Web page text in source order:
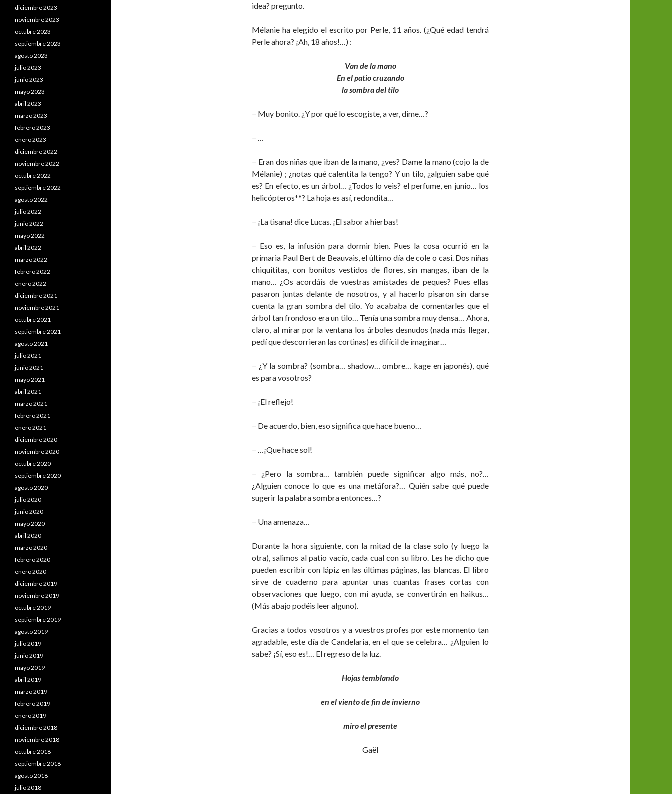
idea? pregunto.
Mélanie ha elegido el escrito por Perle, 11 años. (¿Qué edad tendrá
Perle ahora? ¡Ah, 18 años!…) :
Van de la mano
En el patio cruzando
la sombra del tilo
− Muy bonito. ¿Y por qué lo escogiste, a ver, dime…?
− …
− Eran dos niñas que iban de la mano, ¿ves? Dame la mano (cojo la de
Mélanie) ; ¿notas qué calentita la tengo? Y un tilo, ¿alguien sabe qué
es? En efecto, es un árbol… ¿Todos lo veis? el perfume, en junio… los
helicópteros**? La hoja es así, redondita…
− ¡La tisana! dice Lucas. ¡El sabor a hierbas!
− Eso es, la infusión para dormir bien. Pues la cosa ocurrió en la
primaria Paul Bert de Beauvais, el último día de cole o casi. Dos niñas
chiquititas, con bonitos vestidos de flores, sin mangas, iban de la
mano… ¿Os acordáis de vuestras amistades de peques? Pues ellas
pasaron juntas delante de nosotros, y al hacerlo pisaron sin darse
cuenta la gran sombra del tilo. Yo acababa de comentarles que el
árbol tan frondoso era un tilo… Tenía una sombra muy densa… Ahora,
claro, al mirar por la ventana los árboles desnudos (nada más llegar,
pedí que descorrieran las cortinas) es difícil de imaginar…
− ¿Y la sombra? (sombra… shadow… ombre… kage en japonés), qué
es para vosotros?
− ¡El reflejo!
− De acuerdo, bien, eso significa que hace bueno…
− …¡Que hace sol!
− ¿Pero la sombra… también puede significar algo más, no?…
¿Alguien conoce lo que es una metáfora?… Quién sabe qué puede
sugerir la palabra sombra entonces…?
− Una amenaza…
Durante la hora siguiente, con la mitad de la clase solo (y luego la
otra), salimos al patio vacío, cada cual con su libro. Les he dicho que
pueden escribir con lápiz en las últimas páginas, las blancas. El libro
sirve de cuaderno para apuntar unas cuantas frases cortas con
observaciones que luego, con mi ayuda, se convertirán en haikus…
(Más abajo podéis leer alguno).
Gracias a todos vosotros y a vuestros profes por este momento tan
agradable, este día de Candelaria, en el que se celebra… ¿Alguien lo
sabe? ¡Sí, eso es!… El regreso de la luz.
Hojas temblando
en el viento de fin de invierno
miro el presente
Gaël
diciembre 2023
noviembre 2023
octubre 2023
septiembre 2023
agosto 2023
julio 2023
junio 2023
mayo 2023
abril 2023
marzo 2023
febrero 2023
enero 2023
diciembre 2022
noviembre 2022
octubre 2022
septiembre 2022
agosto 2022
julio 2022
junio 2022
mayo 2022
abril 2022
marzo 2022
febrero 2022
enero 2022
diciembre 2021
noviembre 2021
octubre 2021
septiembre 2021
agosto 2021
julio 2021
junio 2021
mayo 2021
abril 2021
marzo 2021
febrero 2021
enero 2021
diciembre 2020
noviembre 2020
octubre 2020
septiembre 2020
agosto 2020
julio 2020
junio 2020
mayo 2020
abril 2020
marzo 2020
febrero 2020
enero 2020
diciembre 2019
noviembre 2019
octubre 2019
septiembre 2019
agosto 2019
julio 2019
junio 2019
mayo 2019
abril 2019
marzo 2019
febrero 2019
enero 2019
diciembre 2018
noviembre 2018
octubre 2018
septiembre 2018
agosto 2018
julio 2018